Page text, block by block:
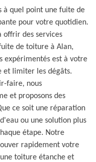
à quel point une fuite de
pour votre quotidien.
offrir des services
de toiture à Alan,
expérimentés est à votre
et limiter les dégâts.
faire, nous
et proposons des
ce soit une réparation
ou une solution plus
étape. Notre
rapidement votre
toiture étanche et